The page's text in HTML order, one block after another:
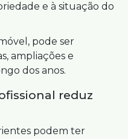
e à situação do
pode ser
ampliações e
dos anos.
reduz
podem ter